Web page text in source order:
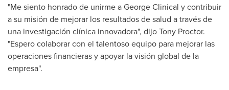
"Me siento honrado de unirme a George Clinical y contribuir
a su misión de mejorar los resultados de salud a través de
una investigación clínica innovadora", dijoTony Proctor.
"Espero colaborar con el talentoso equipo para mejorar las
operaciones financieras y apoyar la visión global de la
empresa".